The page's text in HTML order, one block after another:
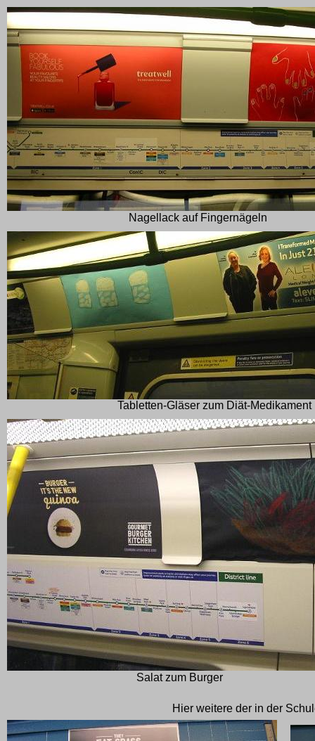
Nagellack auf Fingernägeln
Tabletten-Gläser zum Diät-Medikament
Salat zum Burger
Hier weitere der in der